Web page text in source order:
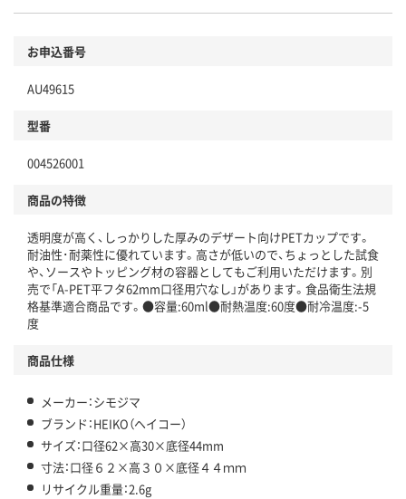
お申込番号
AU49615
型番
004526001
商品の特徴
透明度が高く、しっかりした厚みのデザート向けPETカップです。
耐油性･耐薬性に優れています。高さが低いので、ちょっとした試食
や、ソースやトッピング材の容器としてもご利用いただけます。別
売で「A-PET平フタ62mm口径用穴なし」があります。食品衛生法規
格基準適合商品です。●容量:60ml●耐熱温度:60度●耐冷温度:-5
度
商品仕様
メーカー：シモジマ
ブランド：HEIKO（ヘイコー）
サイズ：口径62×高30×底径44mm
寸法：口径６２×高３０×底径４４ｍｍ
リサイクル重量：2.6g